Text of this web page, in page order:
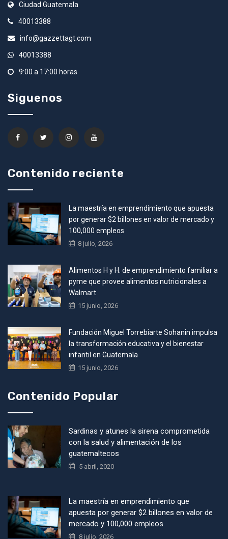
Ciudad Guatemala
40013388
info@gazzettagt.com
40013388
9:00 a 17:00 horas
Siguenos
Contenido reciente
La maestría en emprendimiento que apuesta
por generar $2 billones en valor de mercado y
100,000 empleos
8 julio, 2026
Alimentos H y H: de emprendimiento familiar a
pyme que provee alimentos nutricionales a
Walmart
15 junio, 2026
Fundación Miguel Torrebiarte Sohanin impulsa
la transformación educativa y el bienestar
infantil en Guatemala
15 junio, 2026
Contenido Popular
Sardinas y atunes la sirena comprometida
con la salud y alimentación de los
guatemaltecos
5 abril, 2020
La maestría en emprendimiento que
apuesta por generar $2 billones en valor de
mercado y 100,000 empleos
8 julio, 2026